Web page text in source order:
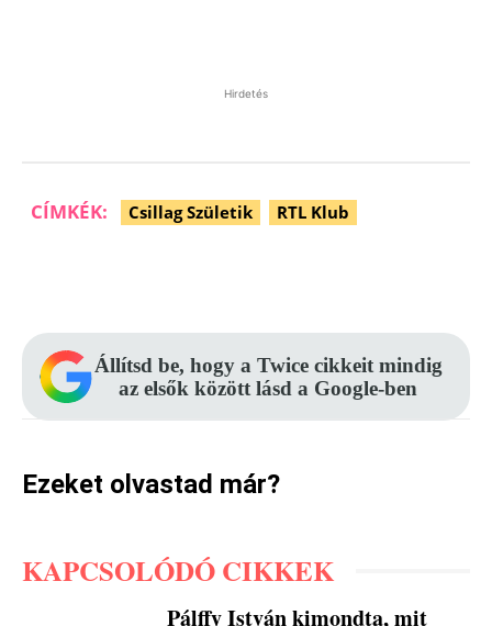
Hirdetés
CÍMKÉK: Csillag Születik RTL Klub
Állítsd be, hogy a Twice cikkeit mindig
az elsők között lásd a Google-ben
Ezeket olvastad már?
KAPCSOLÓDÓ CIKKEK
Pálffy István kimondta, mit